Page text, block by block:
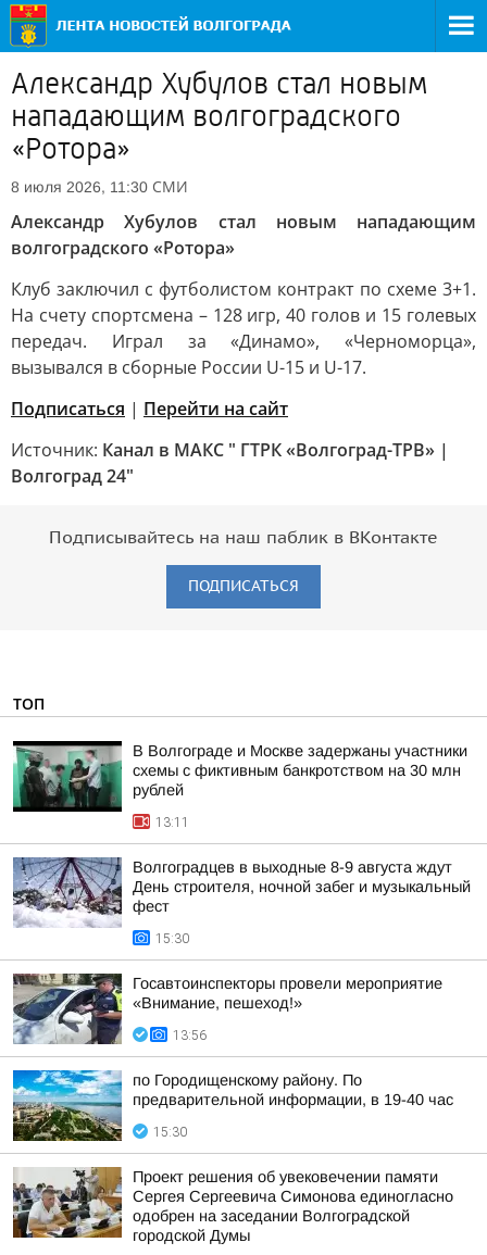
Александр Хубулов стал новым
нападающим волгоградского
«Ротора»
8 июля 2026, 11:30 СМИ
Александр Хубулов стал новым нападающим
волгоградского «Ротора»
Клуб заключил с футболистом контракт по схеме 3+1.
На счету спортсмена – 128 игр, 40 голов и 15 голевых
передач. Играл за «Динамо», «Черноморца»,
вызывался в сборные России U-15 и U-17.
Подписаться | Перейти на сайт
Источник: Канал в МАКС " ГТРК «Волгоград-ТРВ» |
Волгоград 24"
Подписывайтесь на наш паблик в ВКонтакте
ПОДПИСАТЬСЯ
ТОП
В Волгограде и Москве задержаны участники
схемы с фиктивным банкротством на 30 млн
рублей
13:11
Волгоградцев в выходные 8-9 августа ждут
День строителя, ночной забег и музыкальный
фест
15:30
Госавтоинспекторы провели мероприятие
«Внимание, пешеход!»
13:56
по Городищенскому району. По
предварительной информации, в 19-40 час
15:30
Проект решения об увековечении памяти
Сергея Сергеевича Симонова единогласно
одобрен на заседании Волгоградской
городской Думы